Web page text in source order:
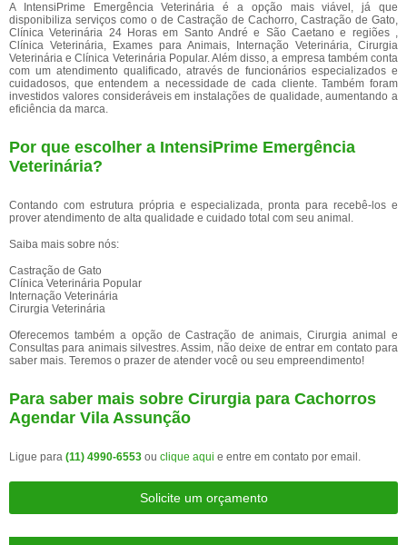
A IntensiPrime Emergência Veterinária é a opção mais viável, já que
disponibiliza serviços como o de Castração de Cachorro, Castração de Gato,
Clínica Veterinária 24 Horas em Santo André e São Caetano e regiões ,
Clínica Veterinária, Exames para Animais, Internação Veterinária, Cirurgia
Veterinária e Clínica Veterinária Popular. Além disso, a empresa também conta
com um atendimento qualificado, através de funcionários especializados e
cuidadosos, que entendem a necessidade de cada cliente. Também foram
investidos valores consideráveis em instalações de qualidade, aumentando a
eficiência da marca.
Por que escolher a IntensiPrime Emergência
Veterinária?
Contando com estrutura própria e especializada, pronta para recebê-los e
prover atendimento de alta qualidade e cuidado total com seu animal.
Saiba mais sobre nós:
Castração de Gato
Clínica Veterinária Popular
Internação Veterinária
Cirurgia Veterinária
Oferecemos também a opção de Castração de animais, Cirurgia animal e
Consultas para animais silvestres. Assim, não deixe de entrar em contato para
saber mais. Teremos o prazer de atender você ou seu empreendimento!
Para saber mais sobre Cirurgia para Cachorros
Agendar Vila Assunção
Ligue para (11) 4990-6553 ou clique aqui e entre em contato por email.
Solicite um orçamento